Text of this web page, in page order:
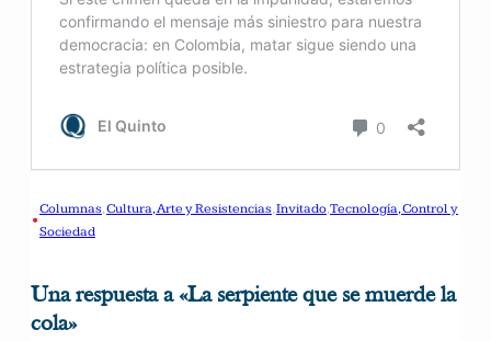
•
Columnas, Cultura, Arte y Resistencias, Invitado, Tecnología, Control y
Sociedad
Una respuesta a «La serpiente que se muerde la
cola»